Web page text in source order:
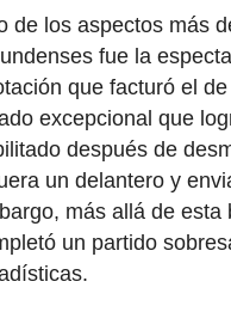
de los aspectos más
fue la
que facturó el
excepcional que
después de
un delantero y
más allá de
un partido